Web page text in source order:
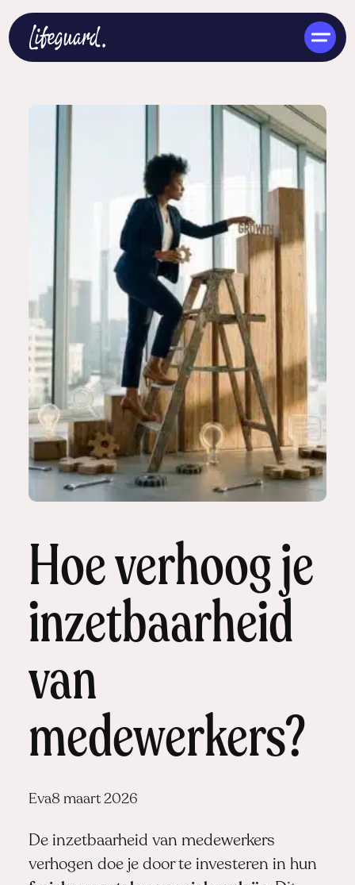
Hoe verhoog je
inzetbaarheid
van
medewerkers?
Posted
Eva8 maart 2026
De inzetbaarheid van medewerkers
verhogen doe je door te investeren in hun